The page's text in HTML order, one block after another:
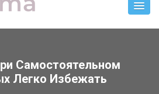
Самостоятельном
Легко Избежать